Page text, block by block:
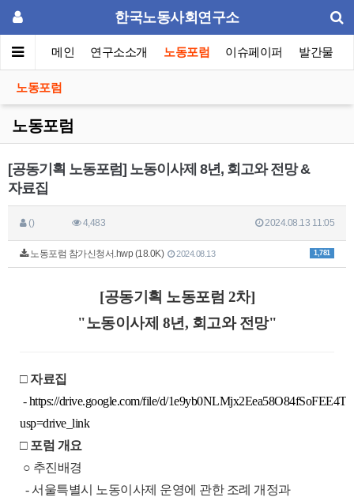
한국노동사회연구소
메인 연구소소개 노동포럼 이슈페이퍼 발간물
노동포럼
노동포럼
[공동기획 노동포럼] 노동이사제 8년, 회고와 전망 &
자료집
() 4,483 2024.08.13 11:05
1,781
노동포럼 참가신청서.hwp (18.0K) 2024.08.13
[공동기획 노동포럼 2차]
"노동이사제 8년, 회고와 전망"
□ 자료집
-https://drive.google.com/file/d/
usp=drive_link
□ 포럼 개요
○ 추진배경
-서울특별시 노동이사제 운영에 관한 조례 개정과